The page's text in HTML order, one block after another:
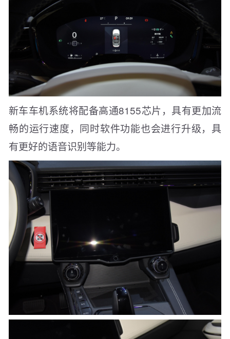
新车车机系统将配备高通8155芯片，具有更加流
畅的运行速度，同时软件功能也会进行升级，具
有更好的语音识别等能力。